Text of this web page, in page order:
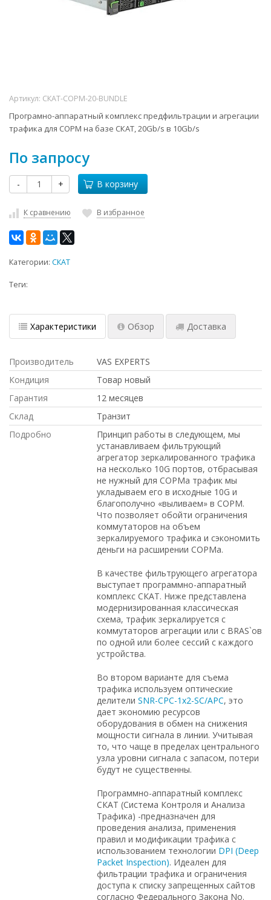
Артикул: СКАТ-СОРМ-20-BUNDLE
Програмно-аппаратный комплекс предфильтрации и агрегации
трафика для СОРМ на базе СКАТ, 20Gb/s в 10Gb/s
По запросу
- + В корзину
К сравнению В избранное
Категории: СКАТ
Теги:
Характеристики Обзор Доставка
Производитель
VAS EXPERTS
Кондиция
Товар новый
Гарантия
12 месяцев
Склад
Транзит
Подробно
Принцип работы в следующем, мы
устанавливаем фильтрующий
агрегатор зеркалированного трафика
на несколько 10G портов, отбрасывая
не нужный для СОРМа трафик мы
укладываем его в исходные 10G и
благополучно «выливаем» в СОРМ.
Что позволяет обойти ограничения
коммутаторов на объем
зеркалируемого трафика и сэкономить
деньги на расширении СОРМа.
В качестве фильтрующего агрегатора
выступает программно-аппаратный
комплекс СКАТ. Ниже представлена
модернизированная классическая
схема, трафик зеркалируется с
коммутаторов агрегации или с BRAS`ов
по одной или более сессий с каждого
устройства.
Во втором варианте для съема
трафика используем оптические
делители SNR-CPC-1x2-SC/APC, это
дает экономию ресурсов
оборудования в обмен на снижения
мощности сигнала в линии. Учитывая
то, что чаще в пределах центрального
узла уровни сигнала с запасом, потери
будут не существенны.
Программно-аппаратный комплекс
СКАТ (Система Контроля и Анализа
Трафика) -предназначен для
проведения анализа, применения
правил и модификации трафика с
использованием технологии DPI (Deep
Packet Inspection). Идеален для
фильтрации трафика и ограничения
доступа к списку запрещенных сайтов
согласно Федерального Закона No.